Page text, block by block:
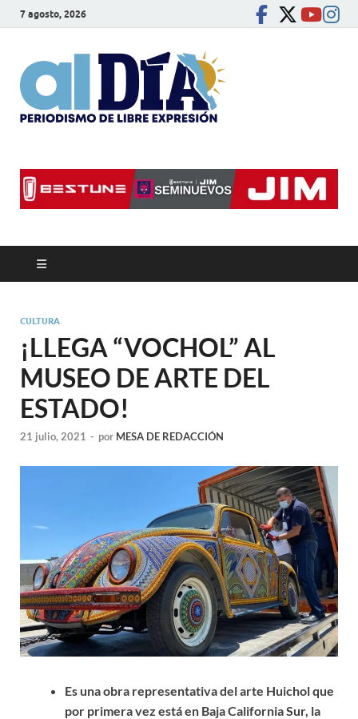
7 agosto, 2026
CULTURA
¡LLEGA “VOCHOL” AL
MUSEO DE ARTE DEL
ESTADO!
21 julio, 2021 - por MESA DE REDACCIÓN
Es una obra representativa del arte Huichol que
por primera vez está en Baja California Sur, la